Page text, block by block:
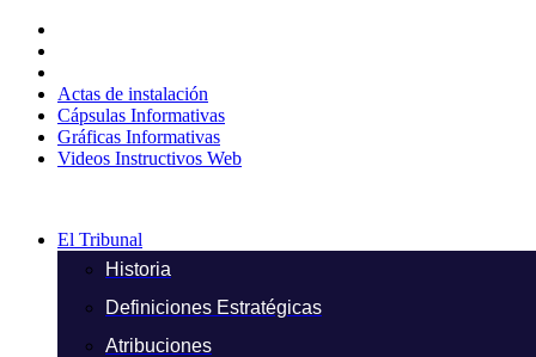
contenido
Actas de instalación
Cápsulas Informativas
Gráficas Informativas
Videos Instructivos Web
El Tribunal
Historia
Definiciones Estratégicas
Atribuciones